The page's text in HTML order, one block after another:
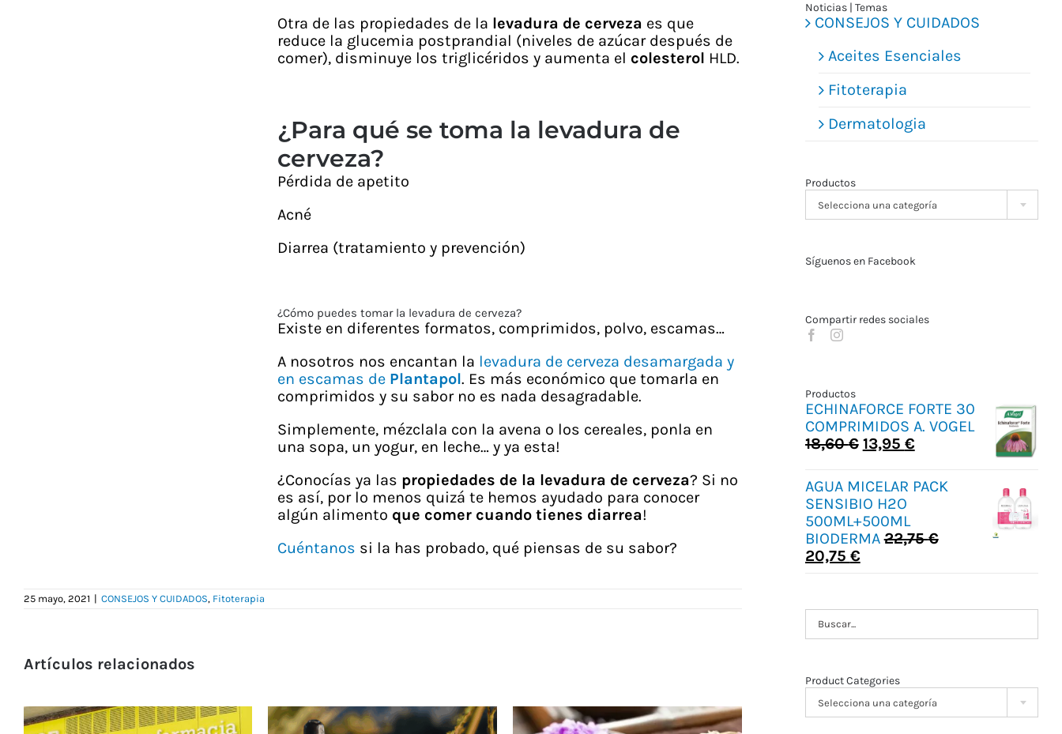
Otra de las propiedades de la levadura de cerveza es que
reduce la glucemia postprandial (niveles de azúcar después de
comer), disminuye los triglicéridos y aumenta el colesterol HLD.
¿Para qué se toma la levadura de
cerveza?
Pérdida de apetito
Acné
Diarrea (tratamiento y prevención)
¿Cómo puedes tomar la levadura de cerveza?
Existe en diferentes formatos, comprimidos, polvo, escamas…
A nosotros nos encantan la levadura de cerveza desamargada y
en escamas de Plantapol. Es más económico que tomarla en
comprimidos y su sabor no es nada desagradable.
Simplemente, mézclala con la avena o los cereales, ponla en
una sopa, un yogur, en leche… y ya esta!
¿Conocías ya las propiedades de la levadura de cerveza? Si no
es así, por lo menos quizá te hemos ayudado para conocer
algún alimento que comer cuando tienes diarrea!
Cuéntanos si la has probado, qué piensas de su sabor?
25 mayo, 2021 | CONSEJOS Y CUIDADOS, Fitoterapia
Artículos relacionados
Noticias | Temas
CONSEJOS Y CUIDADOS
Aceites Esenciales
Fitoterapia
Dermatologia
Productos 
Selecciona una categoría
Síguenos en Facebook
Compartir redes sociales
Productos
ECHINAFORCE FORTE 30
COMPRIMIDOS A. VOGEL
18,60€ El
original
era:
18,60 €.
13,95 €El
actual
es:
AGUA MICELAR PACK
SENSIBIO H2O
500ML+500ML
BIODERMA 22,75€
El
era:
22,75 €.
20,75 €El
es:
Product Categories
Selecciona una categoría